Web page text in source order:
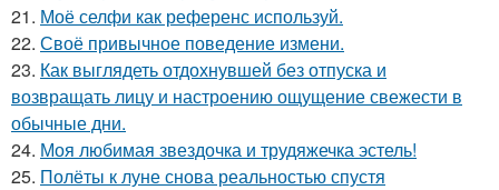
21. Моё селфи как референс используй.
22. Своё привычное поведение измени.
23. Как выглядеть отдохнувшей без отпуска и
возвращать лицу и настроению ощущение свежести в
обычные дни.
24. Моя любимая звездочка и трудяжечка эстель!
25. Полёты к луне снова реальностью спустя